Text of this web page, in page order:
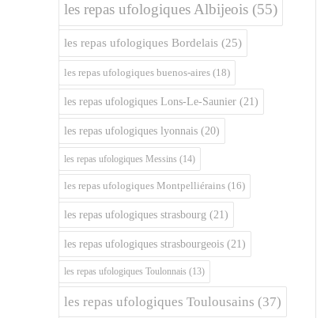
les repas ufologiques Albijeois (55)
les repas ufologiques Bordelais (25)
les repas ufologiques buenos-aires (18)
les repas ufologiques Lons-Le-Saunier (21)
les repas ufologiques lyonnais (20)
les repas ufologiques Messins (14)
les repas ufologiques Montpelliérains (16)
les repas ufologiques strasbourg (21)
les repas ufologiques strasbourgeois (21)
les repas ufologiques Toulonnais (13)
les repas ufologiques Toulousains (37)